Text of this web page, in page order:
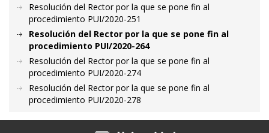
Resolución del Rector por la que se pone fin al
procedimiento PUI/2020-251
Resolución del Rector por la que se pone fin al
procedimiento PUI/2020-264
Resolución del Rector por la que se pone fin al
procedimiento PUI/2020-274
Resolución del Rector por la que se pone fin al
procedimiento PUI/2020-278